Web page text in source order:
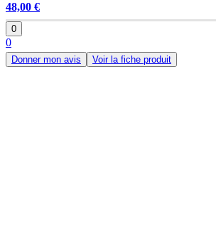
48,00 €
0
0
Donner mon avis Voir la fiche produit